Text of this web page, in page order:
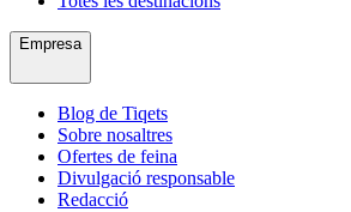
Empresa
Blog de Tiqets
Sobre nosaltres
Ofertes de feina
Divulgació responsable
Redacció